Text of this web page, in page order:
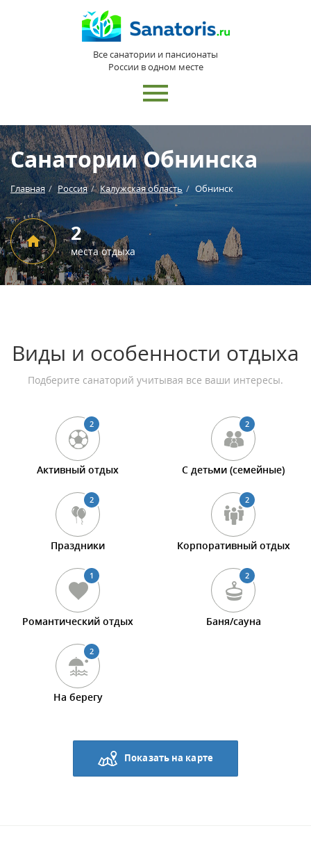
Все санатории и пансионаты
России в одном месте
Санатории Обнинска
Главная Россия Калужская область Обнинск
2
места отдыха
Виды и особенности отдыха
Подберите санаторий учитывая все ваши интересы.
2
Активный отдых
2
С детьми (семейные)
2
Праздники
2
Корпоративный отдых
1
Романтический отдых
2
Баня/сауна
2
На берегу
Показать на карте